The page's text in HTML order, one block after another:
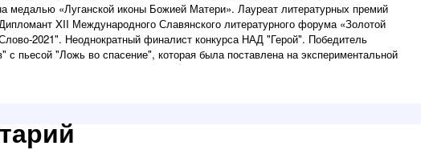
медалью «Луганской иконы Божией Матери». Лауреат литературных премий
XII Международного Славянского литературного форума «Золотой
2021". Неоднократный финалист конкурса НАД "Герой". Победитель
с пьесой "Ложь во спасение", которая была поставлена на экспериментальной